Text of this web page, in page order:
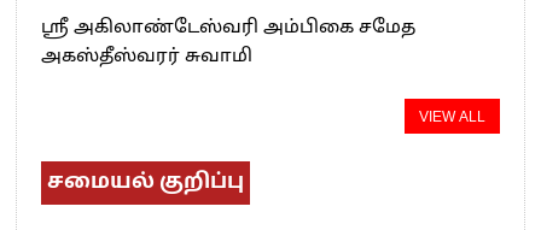
ஸ்ரீ அகிலாண்டேஸ்வரி அம்பிகை சமேத
அகஸ்தீஸ்வரர் சுவாமி
VIEW ALL
சமையல் குறிப்பு